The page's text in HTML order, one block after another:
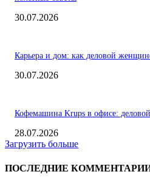
30.07.2026
Карьера и дом: как деловой
30.07.2026
Кофемашина Krups в офисе:
28.07.2026
Загрузить больше
ПОСЛЕДНИЕ